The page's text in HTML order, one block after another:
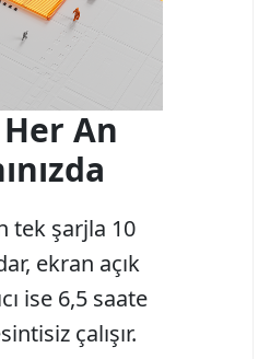
An
tek şarjla 10
ekran açık
ise 6,5 saate
çalışır.